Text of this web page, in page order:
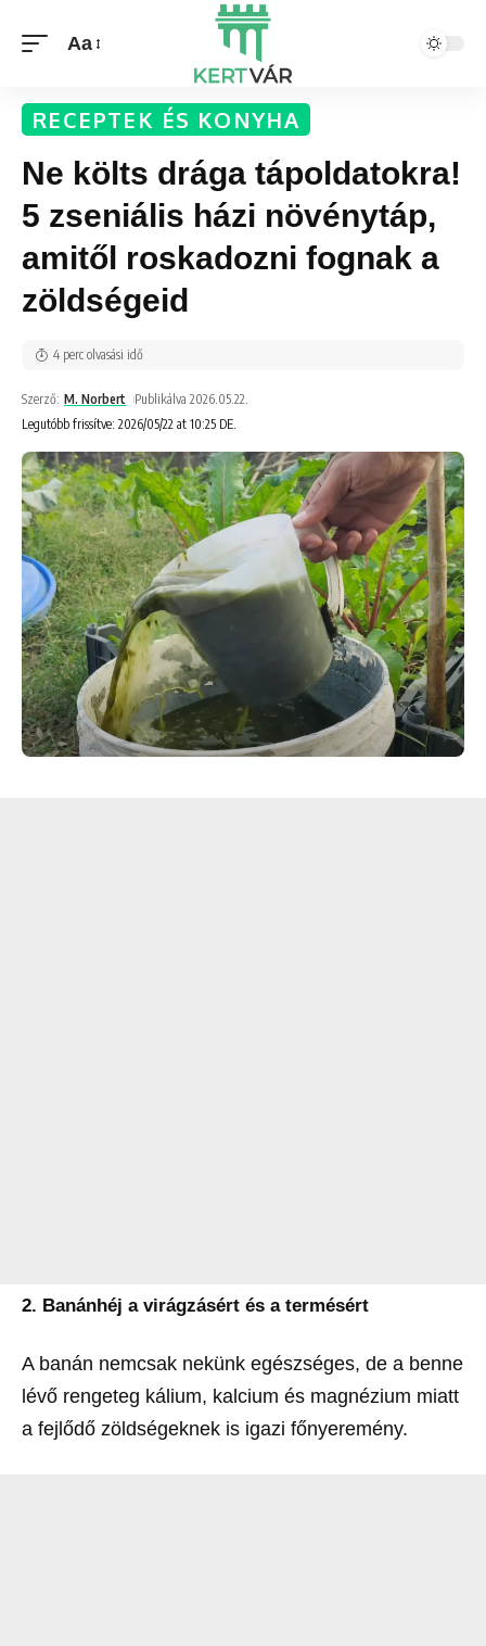
Aa
RECEPTEK ÉS KONYHA
Ne költs drága tápoldatokra!
5 zseniális házi növénytáp,
amitől roskadozni fognak a
zöldségeid
Legutóbb frissítve: 2026/05/22 at 10:25 DE.
Szerző: M. Norbert Publikálva 2026.05.22.
4 perc olvasási idő
2. Banánhéj a virágzásért és a termésért
A banán nemcsak nekünk egészséges, de a benne
lévő rengeteg kálium, kalcium és magnézium miatt
a fejlődő zöldségeknek is igazi főnyeremény.